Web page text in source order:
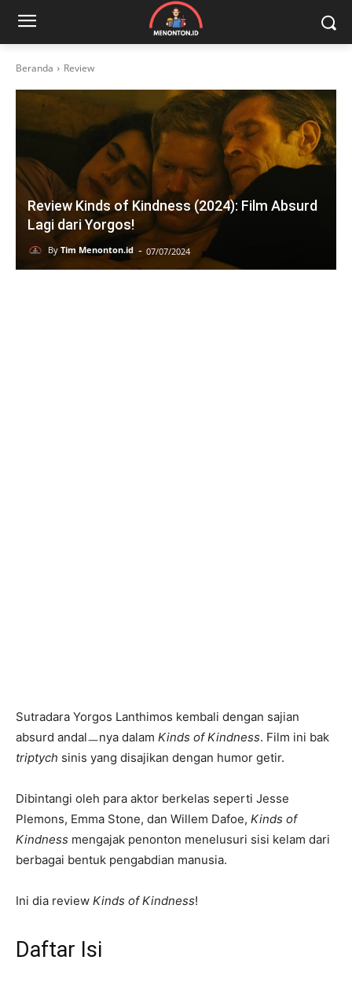
Beranda Review
Review Kinds of Kindness (2024): Film Absurd
Lagi dari Yorgos!
By Tim Menonton.id - 07/07/2024
Sutradara Yorgos Lanthimos kembali dengan sajian
absurd andalㅡnya dalam Kinds of Kindness. Film ini bak
triptych sinis yang disajikan dengan humor getir.
Dibintangi oleh para aktor berkelas seperti Jesse
Plemons, Emma Stone, dan Willem Dafoe, Kinds of
Kindness mengajak penonton menelusuri sisi kelam dari
berbagai bentuk pengabdian manusia.
Ini dia review Kinds of Kindness!
Daftar Isi